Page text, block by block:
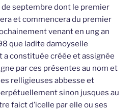
septembre dont le premier
et commencera du premier
venant en ung an
que ladite damoyselle
a constituée créée et assignée
par ces présentes au nom et
relligieuses abbesse et
sinon jusques au
faict d’icelle par elle ou ses